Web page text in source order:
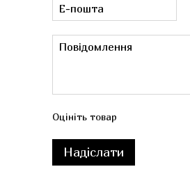
Оцініть товар
Надіслати